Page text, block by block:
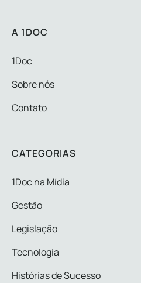
A 1DOC
1Doc
Sobre nós
Contato
CATEGORIAS
1Doc na Mídia
Gestão
Legislação
Tecnologia
Histórias de Sucesso